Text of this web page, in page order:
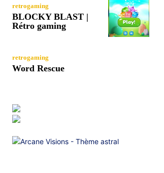
retrogaming
BLOCKY BLAST |
Rétro gaming
retrogaming
Word Rescue